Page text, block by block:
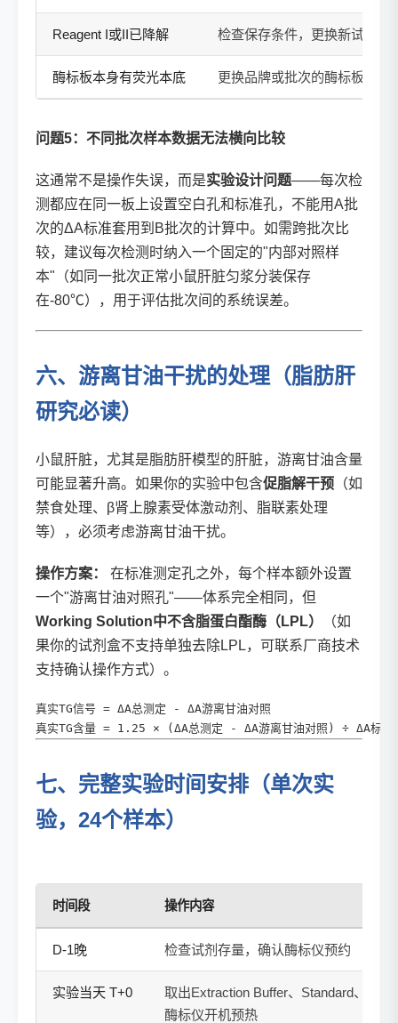
Reagent I或II已降解 检查保存条件，更换新试剂
酶标板本身有荧光本底 更换品牌或批次的酶标板，建
问题5：不同批次样本数据无法横向比较
这通常不是操作失误，而是实验设计问题——每次检
测都应在同一板上设置空白孔和标准孔，不能用A批
次的ΔA标准套用到B批次的计算中。如需跨批次比
较，建议每次检测时纳入一个固定的"内部对照样
本"（如同一批次正常小鼠肝脏匀浆分装保存
在-80℃），用于评估批次间的系统误差。
六、游离甘油干扰的处理（脂肪肝
研究必读）
小鼠肝脏，尤其是脂肪肝模型的肝脏，游离甘油含量
可能显著升高。如果你的实验中包含促脂解干预 （如
禁食处理、β肾上腺素受体激动剂、脂联素处理
等），必须考虑游离甘油干扰。
操作方案：
在标准测定孔之外，每个样本额外设置
一个"游离甘油对照孔"——体系完全相同，但
Working Solution中不含脂蛋白酯酶（LPL）
（如
果你的试剂盒不支持单独去除LPL，可联系厂商技术
支持确认操作方式）。
真实TG信号 = ΔA总测定 - ΔA游离甘油对照
真实TG含量 = 1.25 × (ΔA总测定 - ΔA游离甘油对照) ÷ ΔA标准
七、完整实验时间安排（单次实
验，24个样本）
时间段 操作内容
D-1晚 检查试剂存量，确认酶标仪预约
实验当天 T+0
取出Extraction Buffer、Standard、
酶标仪开机预热